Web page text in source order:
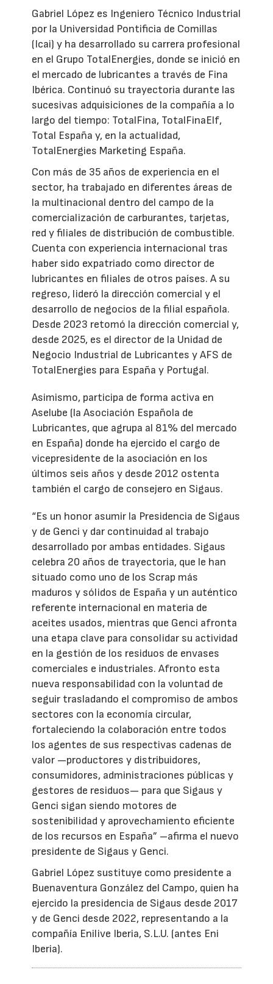
Gabriel López es Ingeniero Técnico Industrial
por la Universidad Pontificia de Comillas
(Icai) y ha desarrollado su carrera profesional
en el Grupo TotalEnergies, donde se inició en
el mercado de lubricantes a través de Fina
Ibérica. Continuó su trayectoria durante las
sucesivas adquisiciones de la compañía a lo
largo del tiempo: TotalFina, TotalFinaElf,
Total España y, en la actualidad,
TotalEnergies Marketing España.
Con más de 35 años de experiencia en el
sector, ha trabajado en diferentes áreas de
la multinacional dentro del campo de la
comercialización de carburantes, tarjetas,
red y filiales de distribución de combustible.
Cuenta con experiencia internacional tras
haber sido expatriado como director de
lubricantes en filiales de otros países. A su
regreso, lideró la dirección comercial y el
desarrollo de negocios de la filial española.
Desde 2023 retomó la dirección comercial y,
desde 2025, es el director de la Unidad de
Negocio Industrial de Lubricantes y AFS de
TotalEnergies para España y Portugal.
Asimismo, participa de forma activa en
Aselube (la Asociación Española de
Lubricantes, que agrupa al 81% del mercado
en España) donde ha ejercido el cargo de
vicepresidente de la asociación en los
últimos seis años y desde 2012 ostenta
también el cargo de consejero en Sigaus.
“Es un honor asumir la Presidencia de Sigaus
y de Genci y dar continuidad al trabajo
desarrollado por ambas entidades. Sigaus
celebra 20 años de trayectoria, que le han
situado como uno de los Scrap más
maduros y sólidos de España y un auténtico
referente internacional en materia de
aceites usados, mientras que Genci afronta
una etapa clave para consolidar su actividad
en la gestión de los residuos de envases
comerciales e industriales. Afronto esta
nueva responsabilidad con la voluntad de
seguir trasladando el compromiso de ambos
sectores con la economía circular,
fortaleciendo la colaboración entre todos
los agentes de sus respectivas cadenas de
valor —productores y distribuidores,
consumidores, administraciones públicas y
gestores de residuos— para que Sigaus y
Genci sigan siendo motores de
sostenibilidad y aprovechamiento eficiente
de los recursos en España” –afirma el nuevo
presidente de Sigaus y Genci.
Gabriel López sustituye como presidente a
Buenaventura González del Campo, quien ha
ejercido la presidencia de Sigaus desde 2017
y de Genci desde 2022, representando a la
compañía Enilive Iberia, S.L.U. (antes Eni
Iberia).